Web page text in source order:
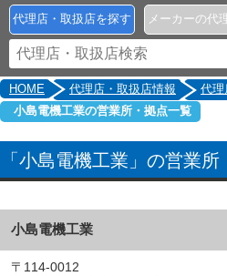
代理店・取扱店を探す メーカーの代
HOME 代理店・取扱店情報
代理
小島電機工業の営業所・拠点一覧
「小島電機工業」の営業
小島電機工業
〒114-0012